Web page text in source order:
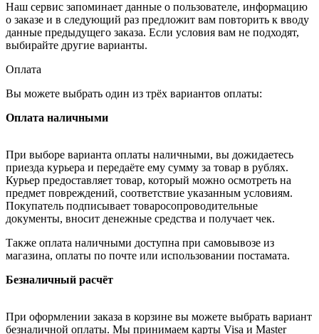
Наш сервис запоминает данные о пользователе, информацию
о заказе и в следующий раз предложит вам повторить к вводу
данные предыдущего заказа. Если условия вам не подходят,
выбирайте другие варианты.
Оплата
Вы можете выбрать один из трёх вариантов оплаты:
Оплата наличными
При выборе варианта оплаты наличными, вы дожидаетесь
приезда курьера и передаёте ему сумму за товар в рублях.
Курьер предоставляет товар, который можно осмотреть на
предмет повреждений, соответствие указанным условиям.
Покупатель подписывает товаросопроводительные
документы, вносит денежные средства и получает чек.
Также оплата наличными доступна при самовывозе из
магазина, оплаты по почте или использовании постамата.
Безналичный расчёт
При оформлении заказа в корзине вы можете выбрать вариант
безналичной оплаты. Мы принимаем карты Visa и Master